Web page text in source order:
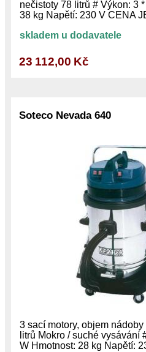
nečistoty 78 litrů # Výkon: 3
38 kg Napětí: 230 V CENA
skladem u dodavatele
23 112,00 Kč
Soteco Nevada 640
3 sací motory, objem
litrů Mokro / suché vysávání
W Hmotnost: 28 kg Napětí: